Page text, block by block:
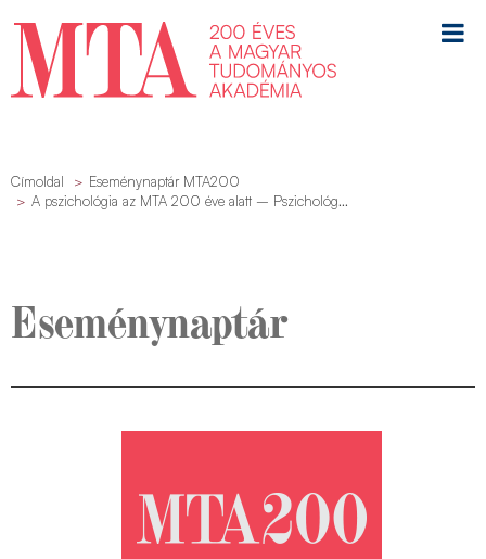
Címoldal
Eseménynaptár MTA200
A pszichológia az MTA 200 éve alatt – Pszichológ...
Eseménynaptár